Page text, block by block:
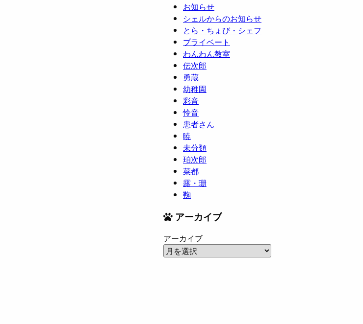
お知らせ
シェルからのお知らせ
とら・ちょび・シェフ
プライベート
わんわん教室
伝次郎
勇蔵
幼稚園
彩音
怜音
患者さん
暁
未分類
珀次郎
菜都
露・珊
鞠
アーカイブ
アーカイブ